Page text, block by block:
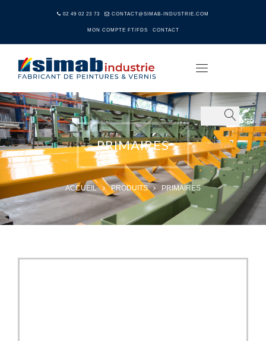
02 49 02 23 73 CONTACT@SIMAB-INDUSTRIE.COM
MON COMPTE FT/FDS CONTACT
PRIMAIRES
ACCUEIL PRODUITS PRIMAIRES